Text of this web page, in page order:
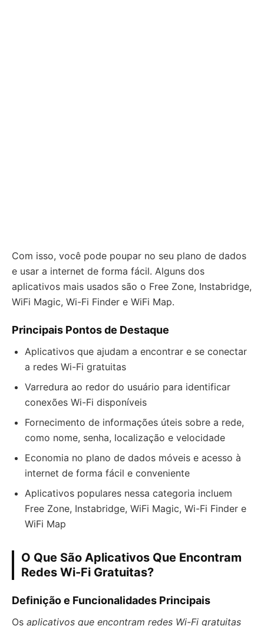
Com isso, você pode poupar no seu plano de dados
e usar a internet de forma fácil. Alguns dos
aplicativos mais usados são o Free Zone, Instabridge,
WiFi Magic, Wi-Fi Finder e WiFi Map.
Principais Pontos de Destaque
Aplicativos que ajudam a encontrar e se conectar
a redes Wi-Fi gratuitas
Varredura ao redor do usuário para identificar
conexões Wi-Fi disponíveis
Fornecimento de informações úteis sobre a rede,
como nome, senha, localização e velocidade
Economia no plano de dados móveis e acesso à
internet de forma fácil e conveniente
Aplicativos populares nessa categoria incluem
Free Zone, Instabridge, WiFi Magic, Wi-Fi Finder e
WiFi Map
O Que São Aplicativos Que Encontram
Redes Wi-Fi Gratuitas?
Definição e Funcionalidades Principais
Os aplicativos que encontram redes Wi-Fi gratuitas